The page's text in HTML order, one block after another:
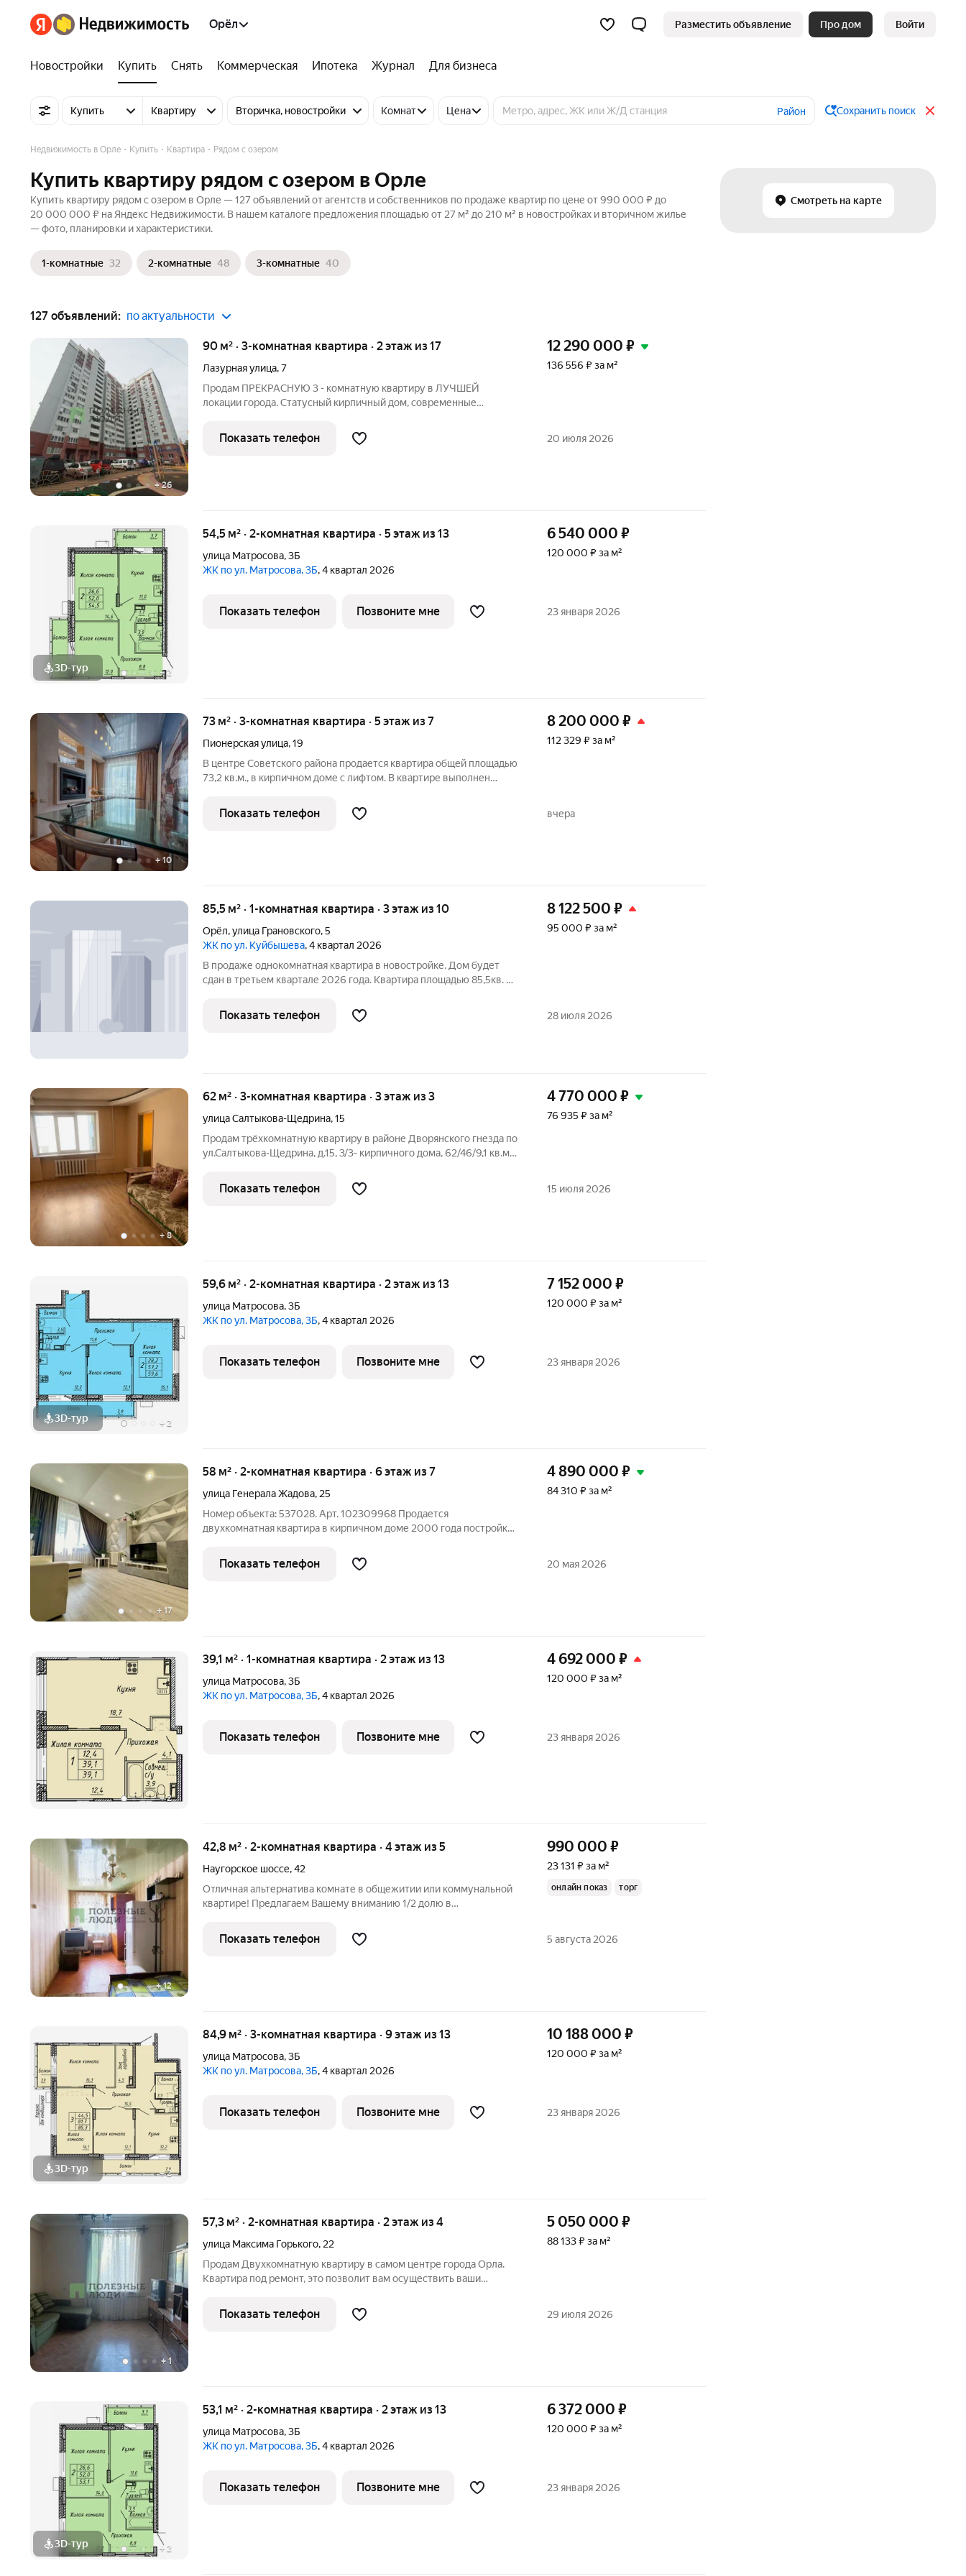
Орёл Разместить объявление Про дом Войти
Новостройки Купить Снять Коммерческая Ипотека Журнал Для бизнеса
Купить Квартиру Вторичка, новостройки Комнат Цена Район Сохранить поиск
Смотреть на карте
Недвижимость в Орле Купить Квартира Рядом с озером
Купить квартиру рядом с озером в Орле
Купить квартиру рядом с озером в Орле — 127 объявлений от агентств и собственников по продаже квартир по цене от 990 000 ₽ до
20 000 000 ₽ на Яндекс Недвижимости. В нашем каталоге предложения площадью от 27 м² до 210 м² в новостройках и вторичном жилье
— фото, планировки и характеристики.
1-комнатные 32 2-комнатные 48 3-комнатные 40
127 объявлений: по актуальности
+26
90 м² · 3-комнатная квартира · 2 этаж из 17
Лазурная улица,7
Продам ПРЕКРАСНУЮ 3 - комнатную квартиру в ЛУЧШЕЙ
локации города. Статусный кирпичный дом, современные
закрытая парковка, комфортный 2 этаж, надежный застройщик
"Зенит". В квартире
12 290 000 ₽
136 556 ₽ за м²
Показать телефон 20 июля 2026
3D-тур +2
54,5 м² · 2-комнатная квартира · 5 этаж из 13
улица Матросова,3Б
ЖК по ул. Матросова, 3Б, 4 квартал 2026
6 540 000 ₽
120 000 ₽ за м²
Показать телефон Позвоните мне 23 января 2026
+10
73 м² · 3-комнатная квартира · 5 этаж из 7
Пионерская улица,19
В центре Советского района продается квартира общей площадью
73,2 кв.м., в кирпичном доме с лифтом. В квартире выполнен
было сформировано единое пространство в виде объединенной
8 200 000 ₽
112 329 ₽ за м²
Показать телефон вчера
85,5 м² · 1-комнатная квартира · 3 этаж из 10
Орёл,улица Грановского,5
ЖК по ул. Куйбышева, 4 квартал 2026
В продаже однокомнатная квартира в новостройке. Дом будет
сдан в третьем квартале 2026 года. Квартира площадью 85,5кв. м
8 122 500 ₽
95 000 ₽ за м²
Показать телефон 28 июля 2026
+8
62 м² · 3-комнатная квартира · 3 этаж из 3
улица Салтыкова-Щедрина,15
Продам трёхкомнатную квартиру в районе Дворянского гнезда по
ул.Салтыкова-Щедрина, д.15, 3/3- кирпичного дома, 62/46/9,1 кв.м.,
ламинат, окна ПВХ, дверь-сейф, домофон, большой подвал в
4 770 000 ₽
76 935 ₽ за м²
Показать телефон 15 июля 2026
3D-тур + 2
59,6 м² · 2-комнатная квартира · 2 этаж из 13
улица Матросова,3Б
ЖК по ул. Матросова, 3Б, 4 квартал 2026
7 152 000 ₽
120 000 ₽ за м²
Показать телефон Позвоните мне 23 января 2026
+ 17
58 м² · 2-комнатная квартира · 6 этаж из 7
улица Генерала Жадова, 25
Номер объекта: 537028. Арт. 102309968 Продается
двухкомнатная квартира в кирпичном доме 2000 года постройки.
планировка с изолированными комнатами, две гардеробные,
раздельный санузел, балкон с
4 890 000 ₽
84 310 ₽ за м²
Показать телефон 20 мая 2026
+2
39,1 м² · 1-комнатная квартира · 2 этаж из 13
улица Матросова,3Б
ЖК по ул. Матросова, 3Б, 4 квартал 2026
4 692 000 ₽
120 000 ₽ за м²
Показать телефон Позвоните мне 23 января 2026
+12
42,8 м² · 2-комнатная квартира · 4 этаж из 5
Наугорское шоссе,42
Отличная альтернатива комнате в общежитии или коммунальной
квартире! Предлагаем Вашему вниманию 1/2 долю в
комфортном четвёртом этаже. В комнате установлено окно ПВХ,
а для комфортного
990 000 ₽
23 131 ₽ за м²
онлайн показ торг
Показать телефон 5 августа 2026
3D-тур +2
84,9 м² · 3-комнатная квартира · 9 этаж из 13
улица Матросова,3Б
ЖК по ул. Матросова, 3Б, 4 квартал 2026
10 188 000 ₽
120 000 ₽ за м²
Показать телефон Позвоните мне 23 января 2026
+ 1
57,3 м² · 2-комнатная квартира · 2 этаж из 4
улица Максима Горького, 22
Продам Двухкомнатную квартиру в самом центре города Орла.
Квартира под ремонт, это позволит вам осуществить ваши
ощущение комфортного пространства. Установлены пластиковые
окна. Квартира
5 050 000 ₽
88 133 ₽ за м²
Показать телефон 29 июля 2026
3D-тур + 2
53,1 м² · 2-комнатная квартира · 2 этаж из 13
улица Матросова,3Б
ЖК по ул. Матросова, 3Б, 4 квартал 2026
6 372 000 ₽
120 000 ₽ за м²
Показать телефон Позвоните мне 23 января 2026